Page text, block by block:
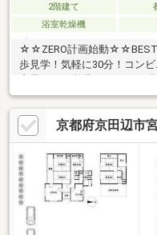
2階建て
浴室乾燥機
☆☆ZERO計画始動☆☆BEST
歩見学！気軽に30分！コン
る事が大事です☆
京都府京田辺市